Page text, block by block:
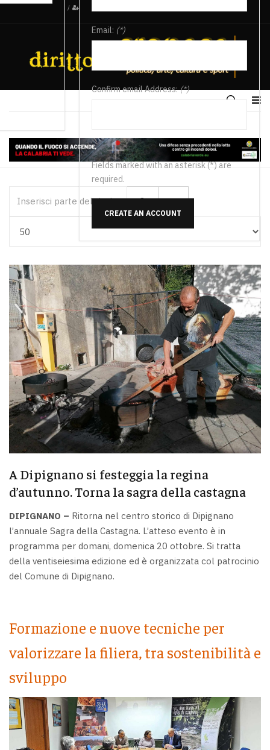
/
Email: (*)
Confirm email Address:(*)
Fields marked with an asterisk (*) are
required.
CREATE AN ACCOUNT
A Dipignano si festeggia la regina
d’autunno. Torna la sagra della castagna
DIPIGNANO – Ritorna nel centro storico di Dipignano
l’annuale Sagra della Castagna. L’atteso evento è in
programma per domani, domenica 20 ottobre. Si tratta
della ventiseiesima edizione ed è organizzata col patrocinio
del Comune di Dipignano.
Formazione e nuove tecniche per
valorizzare la filiera, tra sostenibilità e
sviluppo